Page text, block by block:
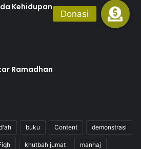
Kehidupan
Ramadhan
buku Content demonstrasi
khutbah jumat manhaj